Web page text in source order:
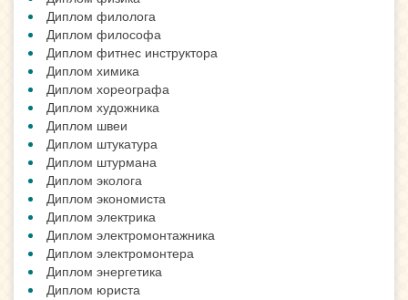
Диплом филолога
Диплом философа
Диплом фитнес инструктора
Диплом химика
Диплом хореографа
Диплом художника
Диплом швеи
Диплом штукатура
Диплом штурмана
Диплом эколога
Диплом экономиста
Диплом электрика
Диплом электромонтажника
Диплом электромонтера
Диплом энергетика
Диплом юриста